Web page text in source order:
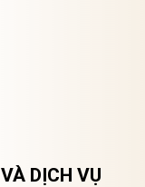
DỊCH VỤ